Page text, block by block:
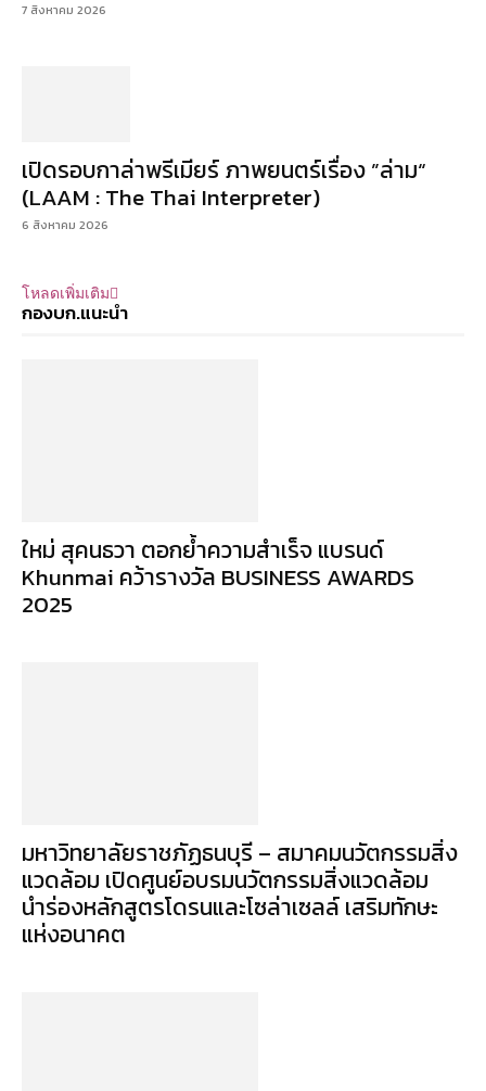
7 สิงหาคม 2026
เปิดรอบกาล่าพรีเมียร์ ภาพยนตร์เรื่อง ”ล่าม“
(LAAM : The Thai Interpreter)
6 สิงหาคม 2026
โหลดเพิ่มเติม
กองบก.แนะนำ
ใหม่ สุคนธวา ตอกย้ำความสำเร็จ แบรนด์
Khunmai คว้ารางวัล BUSINESS AWARDS
2025
มหาวิทยาลัยราชภัฏธนบุรี – สมาคมนวัตกรรมสิ่ง
แวดล้อม เปิดศูนย์อบรมนวัตกรรมสิ่งแวดล้อม
นำร่องหลักสูตรโดรนและโซล่าเซลล์ เสริมทักษะ
แห่งอนาคต